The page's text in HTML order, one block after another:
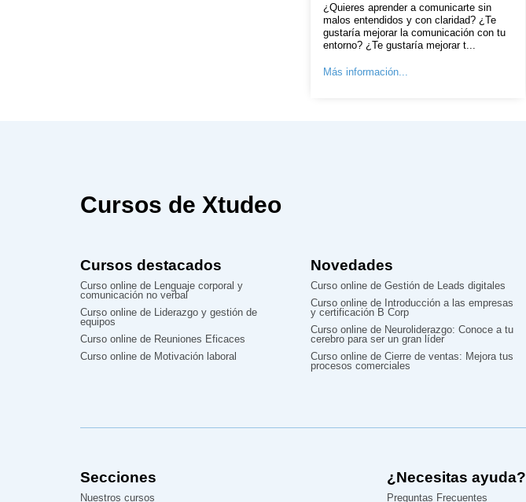
¿Quieres aprender a comunicarte sin
malos entendidos y con claridad? ¿Te
gustaría mejorar la comunicación con tu
entorno? ¿Te gustaría mejorar t...
Más información...
Cursos de Xtudeo
Cursos destacados
Curso online de Lenguaje corporal y
comunicación no verbal
Curso online de Liderazgo y gestión de
equipos
Curso online de Reuniones Eficaces
Curso online de Motivación laboral
Novedades
Curso online de Gestión de Leads digitales
Curso online de Introducción a las empresas
y certificación B Corp
Curso online de Neuroliderazgo: Conoce a tu
cerebro para ser un gran líder
Curso online de Cierre de ventas: Mejora tus
procesos comerciales
Secciones
Nuestros cursos
¿Necesitas ayuda?
Preguntas Frecuentes